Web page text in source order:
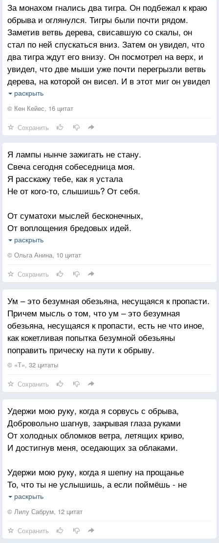
За монахом гнались два тигра. Он подбежал к краю
обрыва и оглянулся. Тигры были почти рядом.
Заметив ветвь дерева, свисавшую со скалы, он
стал по ней спускаться вниз. Затем он увидел, что
два тигра ждут его внизу. Он посмотрел на верх, и
увидел, что две мыши уже почти перегрызли ветвь
дерева, на которой он висел. И в этот миг он увидел
прекрасную землянику, до которой можно было
дотянуться рукой. Он сорвал её и с удовольствием
жизни всегда есть достаточно «земляники» для
вашей радости здесь и сейчас, если мы не отдадим
всё наше внимание целиком «тиграм».
На заметку любознательным:
Тигры-парами, мыши-парами...
Мыши не бобры, но дерево точат...
Сколько тигров было?
раскрыть
© Кен Кейес, 16 цитат
Сохранить
Я лампы нынче зажигать не стану.
Свеча сегодня собеседница моя.
Я расскажу тебе, как я устала
Не от кого-то, слышишь? От себя.
От суматохи мыслей бесконечных,
От воплощения бредовых идей.
И оттого, что счастье скоротечно,
От разных ощущений и страстей.
То я хочу быть ласковой и нежной,
То грязною девчонкою дрянной!
Бросаюсь в океан любви безбрежный
С обрыва, у стремясь вниз головой.
То одиночества и никого не надо:
Ни шороха, ни скрипа, ни души,
Ни ласки, ни заботливого взгляда,
А то мне срочно очень-очень нужно
Ты не поймёшь Ведь ты, всего лишь, воск.
В объятьях утонуть, чтоб стало душно.
Чтоб поцелуями был снят недавний лоск.
Ты молчаливо слушаешь меня.
И, глядя на тебя, я понимаю:
«Когда-то догорю вот так и я
Во тьме кромешной видя божий лик,
раскрыть
© Ольга Анина, 10 цитат
Сохранить
Ум – это безумная обезьяна, несущаяся к пропасти.
Причем мысль о том, что ум – это безумная
обезьяна, несущаяся к пропасти, есть не что иное,
как кокетливая попытка безумной обезьяны
поправить прическу на пути к обрыву.
© «Т», 32 цитаты
Сохранить
Удержи мою руку, когда я сорвусь с обрыва,
Добровольно шагнув, закрывая глаза руками
От холодных обломков ветра, летящих криво,
И достигнув меня, оседающих за облаками.
Удержи мою руку, когда я шепну на прощанье
То, что ты не услышишь, а если поймёшь - не
примешь.
Обещаю вернуться. Нет, я не даю обещаний.
раскрыть
© Лилу Сабрум, 12 цитат
Сохранить